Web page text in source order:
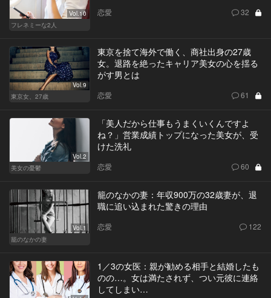
Vol.10
フレネミーな2人
恋愛 32
Vol.9
東京女、27歳
東京を捨て海外で働く、商社出身の27歳
女。退路を絶ったキャリア美女の心を揺る
がす男とは
恋愛 61
Vol.2
美女の憂鬱
「美人だから仕事もうまくいくんですよ
ね？」営業成績トップになった美女が、受
けた洗礼
恋愛 60
Vol.1
籠のなかの妻
籠のなかの妻：年収900万の32歳妻が、退
職に追い込まれた驚きの理由
恋愛 122
1／3の女医：親が勧める相手と結婚したも
のの…。女は満たされず、つい元彼に連絡
してしまい…